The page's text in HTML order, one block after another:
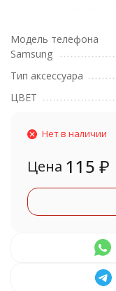
Модель телефона
Samsung
Тип аксессуара
ЦВЕТ
Нет в наличии
Цена 115 ₽